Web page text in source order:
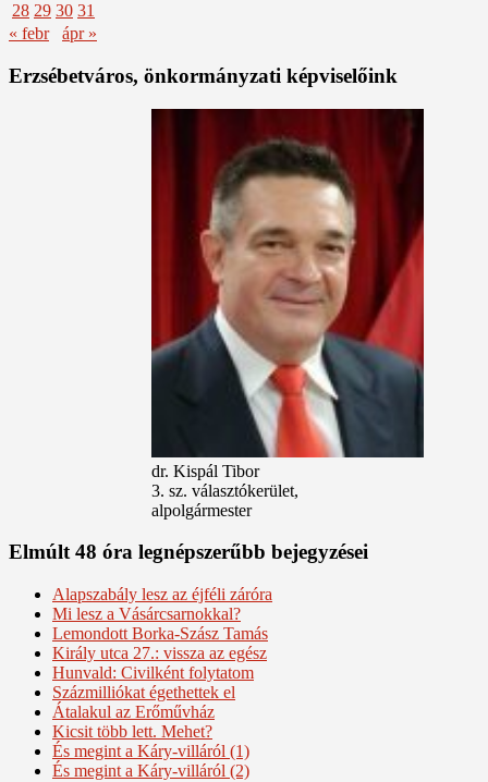
28 29 30 31
« febr
ápr »
Erzsébetváros, önkormányzati képviselőink
dr. Kispál Tibor
3. sz. választókerület,
alpolgármester
Elmúlt 48 óra legnépszerűbb bejegyzései
Alapszabály lesz az éjféli záróra
Mi lesz a Vásárcsarnokkal?
Lemondott Borka-Szász Tamás
Király utca 27.: vissza az egész
Hunvald: Civilként folytatom
Százmilliókat égethettek el
Átalakul az Erőművház
Kicsit több lett. Mehet?
És megint a Káry-villáról (1)
És megint a Káry-villáról (2)